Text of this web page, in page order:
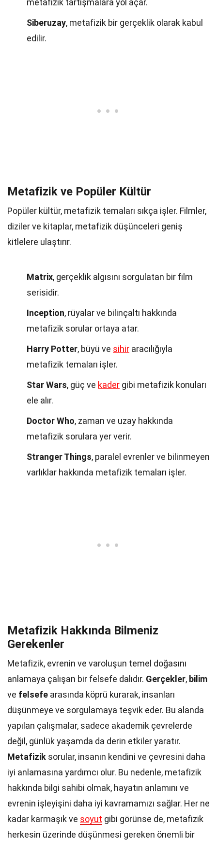
metafizik tartışmalara yol açar.
Siberuzay, metafizik bir gerçeklik olarak kabul
edilir.
Metafizik ve Popüler Kültür
Popüler kültür, metafizik temaları sıkça işler. Filmler,
diziler ve kitaplar, metafizik düşünceleri geniş
kitlelere ulaştırır.
Matrix, gerçeklik algısını sorgulatan bir film
serisidir.
Inception, rüyalar ve bilinçaltı hakkında
metafizik sorular ortaya atar.
Harry Potter, büyü ve sihir aracılığıyla
metafizik temaları işler.
Star Wars, güç ve kader gibi metafizik konuları
ele alır.
Doctor Who, zaman ve uzay hakkında
metafizik sorulara yer verir.
Stranger Things, paralel evrenler ve bilinmeyen
varlıklar hakkında metafizik temaları işler.
Metafizik Hakkında Bilmeniz
Gerekenler
Metafizik, evrenin ve varoluşun temel doğasını
anlamaya çalışan bir felsefe dalıdır. Gerçekler, bilim
ve felsefe arasında köprü kurarak, insanları
düşünmeye ve sorgulamaya teşvik eder. Bu alanda
yapılan çalışmalar, sadece akademik çevrelerde
değil, günlük yaşamda da derin etkiler yaratır.
Metafizik sorular, insanın kendini ve çevresini daha
iyi anlamasına yardımcı olur. Bu nedenle, metafizik
hakkında bilgi sahibi olmak, hayatın anlamını ve
evrenin işleyişini daha iyi kavramamızı sağlar. Her ne
kadar karmaşık ve soyut gibi görünse de, metafizik
herkesin üzerinde düşünmesi gereken önemli bir